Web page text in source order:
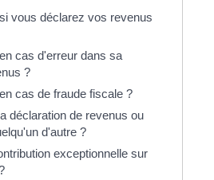
vous déclarez vos revenus
cas d'erreur dans sa
?
cas de fraude fiscale ?
déclaration de revenus ou
d'autre ?
exceptionnelle sur